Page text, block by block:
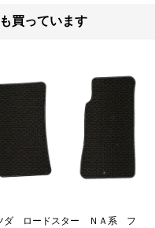
買っています
ダ ロードスター ＮＡ系 フ